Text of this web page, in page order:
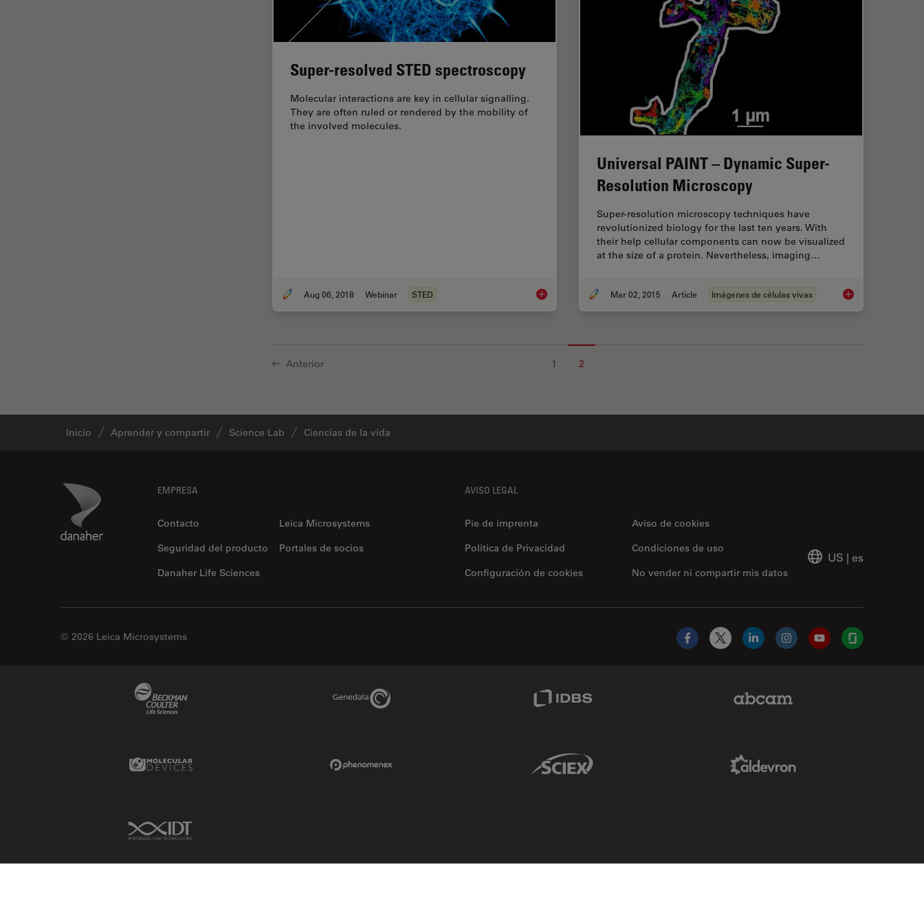
Fresado con haz de iones
Garantía de calidad / Control
de calidad
Ginecología y Urología
HyD
Imágenes cuantitativas
organismos completos
Imagenología y análisis de
Inmunofluorescencia
Super-resolved STED spectroscopy
Molecular interactions are key in cellular signalling.
They are often ruled or rendered by the mobility of
the involved molecules.
Aug 06, 2018 Webinar STED Super-resolved STED spectroscopy
Universal PAINT – Dynamic Super-
Resolution Microscopy
Super-resolution microscopy techniques have
revolutionized biology for the last ten years. With
their help cellular components can now be visualized
at the size of a protein. Nevertheless, imaging…
Mar 02, 2015 Article Imágenes de células vivas Universal PAINT –
Anterior 1 2
Inicio Aprender y compartir Science Lab Ciencias de la vida
Danaher Logo EMPRESA
Contacto
Leica Microsystems
Seguridad del producto
Portales de socios
Danaher Life Sciences
AVISO LEGAL
Pie de imprenta
Aviso de cookies
Politica de Privacidad
No vender ni compartir mis datos
Condiciones de uso
Configuración de cookies
US | es
© 2026 Leica Microsystems
Facebook
X LinkedInInstagramYouTubeGlassdoor
Genedata Link IDBS Link
Molecular Devices Link Sciex Link
IDT Link